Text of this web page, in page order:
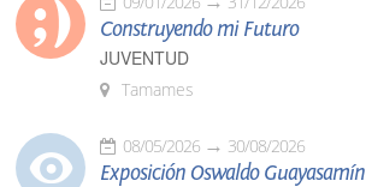
Construyendo mi Futuro
JUVENTUD
Tamames
08/05/2026 30/08/2026
Exposición Oswaldo Guayasamín